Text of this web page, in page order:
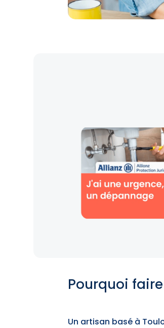
Pourquoi
Un artisan basé à